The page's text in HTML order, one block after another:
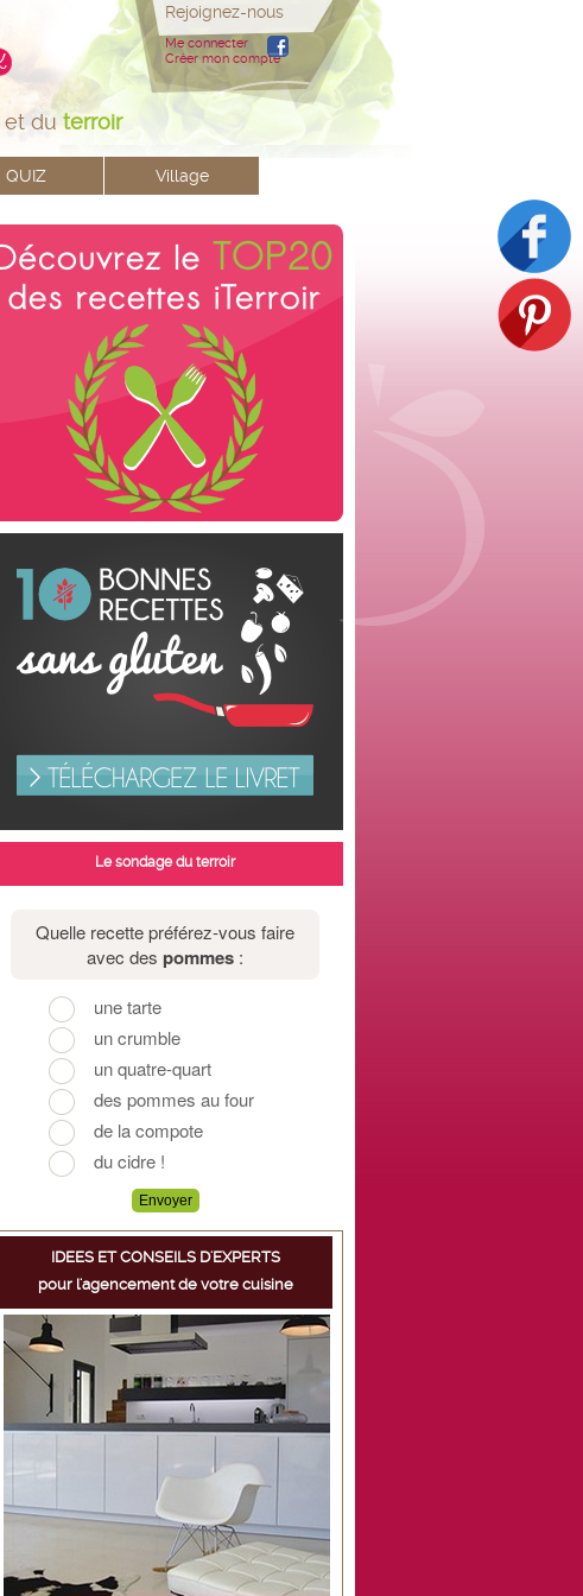
et duterroir
Rejoignez-nous
Me connecter
Créer mon compte
QUIZ Village
Le sondage du terroir
IDEES ET CONSEILS D'EXPERTS
pour l'agencement de votre cuisine